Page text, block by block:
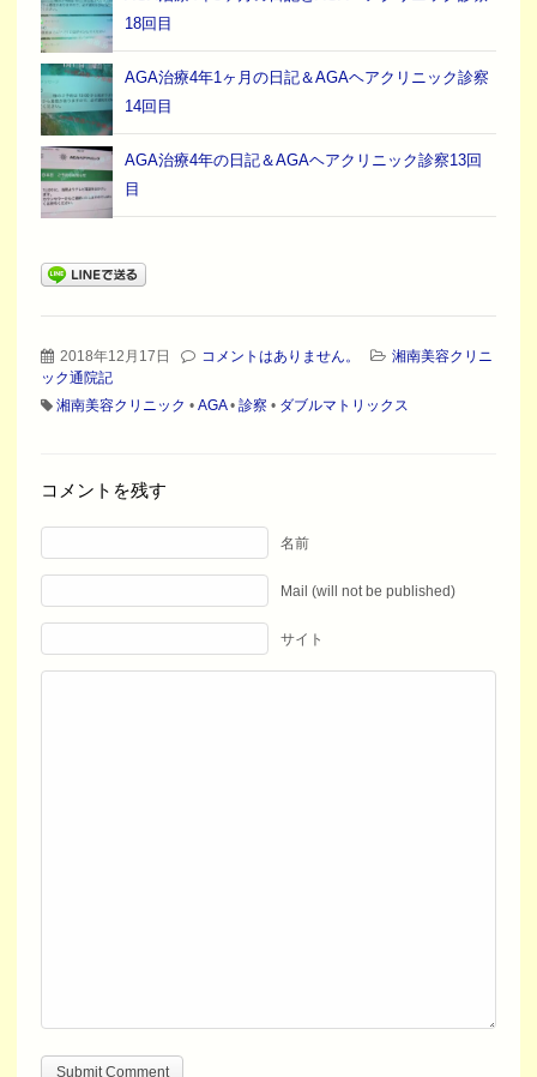
18回目
AGA治療4年1ヶ月の日記＆AGAヘアクリニック診察
14回目
AGA治療4年の日記＆AGAヘアクリニック診察13回
目
2018年12月17日 コメントはありません。
湘南美容クリニ
ック通院記
湘南美容クリニック • AGA• 診察 • ダブルマトリックス
コメントを残す
名前
Mail (will not be published)
サイト